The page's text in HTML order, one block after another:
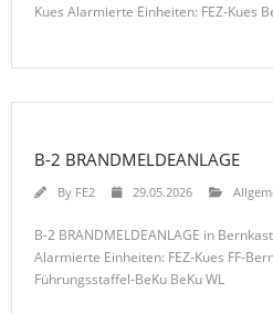
Kues Alarmierte Einheiten: FEZ-Kues
B-2 BRANDMELDEANLAGE
By FE2 29.05.2026
B-2 BRANDMELDEANLAGE in
Alarmierte Einheiten: FEZ-Kues FF-
Führungsstaffel-BeKu BeKu WL